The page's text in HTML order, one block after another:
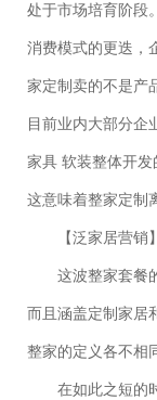
处于市场培育阶段
消费模式的更迭，
家定制卖的不是产
目前业内大部分企
家具 软装整体开发
这意味着整家定制
【泛家居营销
这波整家套餐
而且涵盖定制家居
整家的定义各不相
在如此之短的